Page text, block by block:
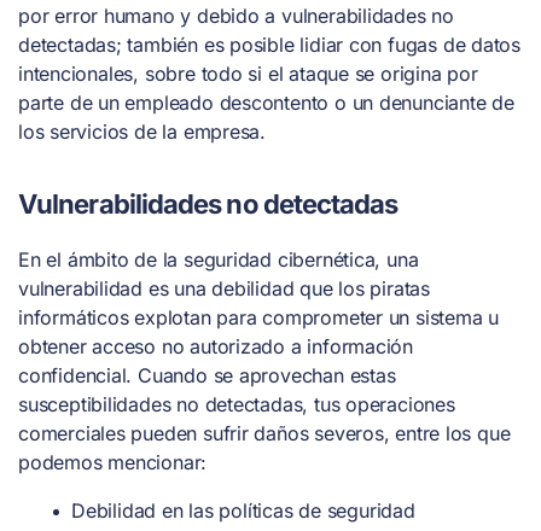
por error humano y debido a vulnerabilidades no
detectadas; también es posible lidiar con fugas de datos
intencionales, sobre todo si el ataque se origina por
parte de un empleado descontento o un denunciante de
los servicios de la empresa.
Vulnerabilidades no detectadas
En el ámbito de la seguridad cibernética, una
vulnerabilidad es una debilidad que los piratas
informáticos explotan para comprometer un sistema u
obtener acceso no autorizado a información
confidencial. Cuando se aprovechan estas
susceptibilidades no detectadas, tus operaciones
comerciales pueden sufrir daños severos, entre los que
podemos mencionar:
Debilidad en las políticas de seguridad